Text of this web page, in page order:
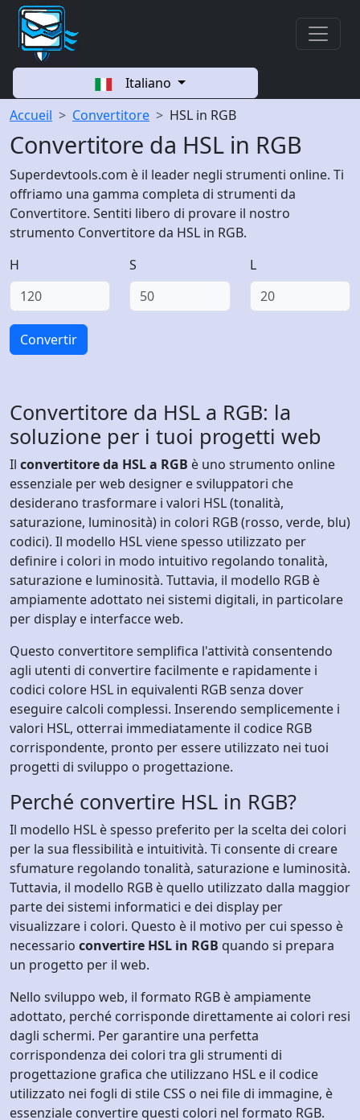
Italiano
Accueil
Convertitore HSL in RGB
Convertitore da HSL in RGB
Superdevtools.com è il leader negli strumenti online. Ti
offriamo una gamma completa di strumenti da
Convertitore. Sentiti libero di provare il nostro
strumento Convertitore da HSL in RGB.
H S L
Convertir
Convertitore da HSL a RGB: la
soluzione per i tuoi progetti web
Il convertitore da HSL a RGB è uno strumento online
essenziale per web designer e sviluppatori che
desiderano trasformare i valori HSL (tonalità,
saturazione, luminosità) in colori RGB (rosso, verde, blu)
codici). Il modello HSL viene spesso utilizzato per
definire i colori in modo intuitivo regolando tonalità,
saturazione e luminosità. Tuttavia, il modello RGB è
ampiamente adottato nei sistemi digitali, in particolare
per display e interfacce web.
Questo convertitore semplifica l'attività consentendo
agli utenti di convertire facilmente e rapidamente i
codici colore HSL in equivalenti RGB senza dover
eseguire calcoli complessi. Inserendo semplicemente i
valori HSL, otterrai immediatamente il codice RGB
corrispondente, pronto per essere utilizzato nei tuoi
progetti di sviluppo o progettazione.
Perché convertire HSL in RGB?
Il modello HSL è spesso preferito per la scelta dei colori
per la sua flessibilità e intuitività. Ti consente di creare
sfumature regolando tonalità, saturazione e luminosità.
Tuttavia, il modello RGB è quello utilizzato dalla maggior
parte dei sistemi informatici e dei display per
visualizzare i colori. Questo è il motivo per cui spesso è
necessario convertire HSL in RGB quando si prepara
un progetto per il web.
Nello sviluppo web, il formato RGB è ampiamente
adottato, perché corrisponde direttamente ai colori resi
dagli schermi. Per garantire una perfetta
corrispondenza dei colori tra gli strumenti di
progettazione grafica che utilizzano HSL e il codice
utilizzato nei fogli di stile CSS o nei file di immagine, è
essenziale convertire questi colori nel formato RGB.